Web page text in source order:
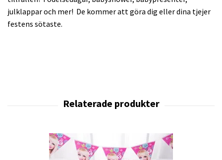
julklappar och mer! De kommer att göra dig eller dina tjejer
festens sötaste.